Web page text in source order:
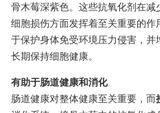
骨木莓深紫色。这些抗氧化剂在
细胞损伤方面发挥着至关重要的作
于保护身体免受环境压力侵害，
长期保持细胞健康。
有助于肠道健康和消化
肠道健康对整体健康至关重要，而